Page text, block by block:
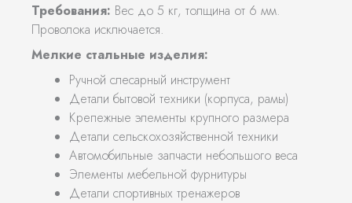
Требования: Вес до 5 кг, толщина от 6 мм.
Проволока исключается.
Мелкие стальные изделия:
Ручной слесарный инструмент
Детали бытовой техники (корпуса, рамы)
Крепежные элементы крупного размера
Детали сельскохозяйственной техники
Автомобильные запчасти небольшого веса
Элементы мебельной фурнитуры
Детали спортивных тренажеров